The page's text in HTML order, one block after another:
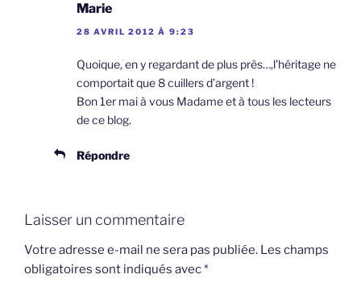
Marie
28 AVRIL 2012 À 9:23
Quoique, en y regardant de plus près…,l’héritage ne
comportait que 8 cuillers d’argent !
Bon 1er mai à vous Madame et à tous les lecteurs
de ce blog.
Répondre
Laisser un commentaire
Votre adresse e-mail ne sera pas publiée. Les champs
obligatoires sont indiqués avec*